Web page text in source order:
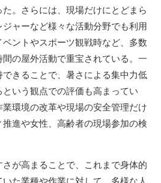
。さらには、現場だけにとどまら
ャーなど様々な活動分野でも利用
ントやスポーツ観戦時など、多数
の屋外活動で重宝されている。一
きることで、暑さによる集中力低
いう観点での評価も高まってい
環境の改革や現場の安全管理だけ
進や女性、高齢者の現場参加の検
が高まることで、これまで身体的